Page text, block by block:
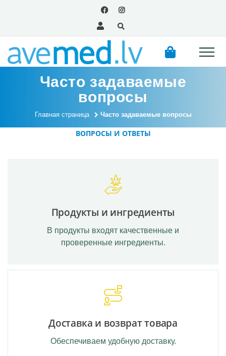
Часто задаваемые
вопросы
Главная страница Часто задаваемые вопросы
ВОПРОСЫ И ОТВЕТЫ
Продукты и ингредиенты
В продукты входят качественные и
проверенные ингредиенты.
Доставка и возврат товара
Обеспечиваем удобную доставку.